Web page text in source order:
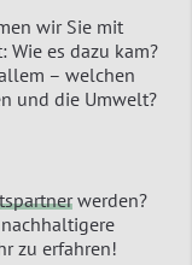
wir Sie mit
Wie es dazu kam?
– welchen
und die Umwelt?
werden?
zu erfahren!